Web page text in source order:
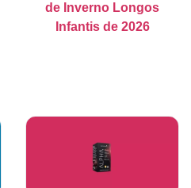
de Inverno Longos
Infantis de 2026